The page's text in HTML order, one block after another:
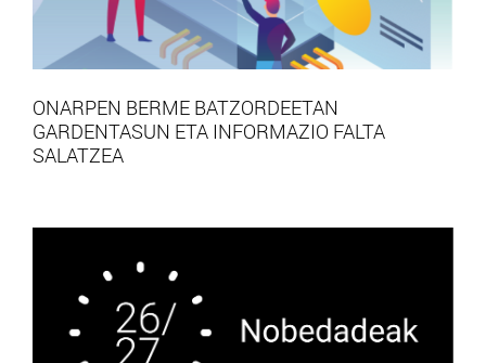
ONARPEN BERME BATZORDEETAN
GARDENTASUN ETA INFORMAZIO FALTA
SALATZEA